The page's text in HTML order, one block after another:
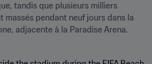
tandis que plusieurs milliers
massés pendant neuf jours dans la
adjacente à la Paradise Arena.